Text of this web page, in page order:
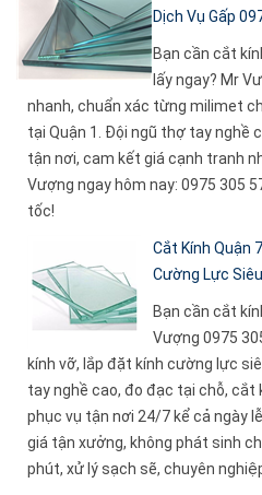
Dịch Vụ Gấp
Bạn cần cắt
lấy ngay? Mr
nhanh, chuẩn xác từng milimet
tại Quận 1. Đội ngũ thợ tay nghề
tận nơi, cam kết giá cạnh tranh
Vượng ngay hôm nay: 0975 305
tốc!
Cắt Kính Quận
Cường Lực
Bạn cần cắt
Vượng 0975
kính vỡ, lắp đặt kính cường lực
tay nghề cao, đo đạc tại chỗ,
phục vụ tận nơi 24/7 kể cả ngày
giá tận xưởng, không phát sinh
phút, xử lý sạch sẽ, chuyên